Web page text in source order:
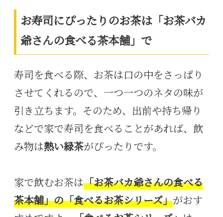
お寿司にぴったりのお茶は「お茶バカ
爺さんの食べる茶本舗」で
寿司を食べる際、お茶は口の中をさっぱり
させてくれるので、一つ一つのネタの味が
引き立ちます。そのため、出前や持ち帰り
などで家で寿司を食べることがあれば、飲
み物は熱い緑茶がぴったりです。
家で飲むお茶は「お茶バカ爺さんの食べる
茶本舗」の「食べるお茶シリーズ」がおす